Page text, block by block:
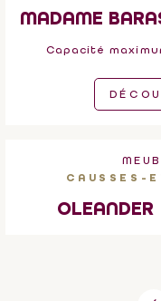
MADAME
Capacité
CAUSSES-
OLEANDER